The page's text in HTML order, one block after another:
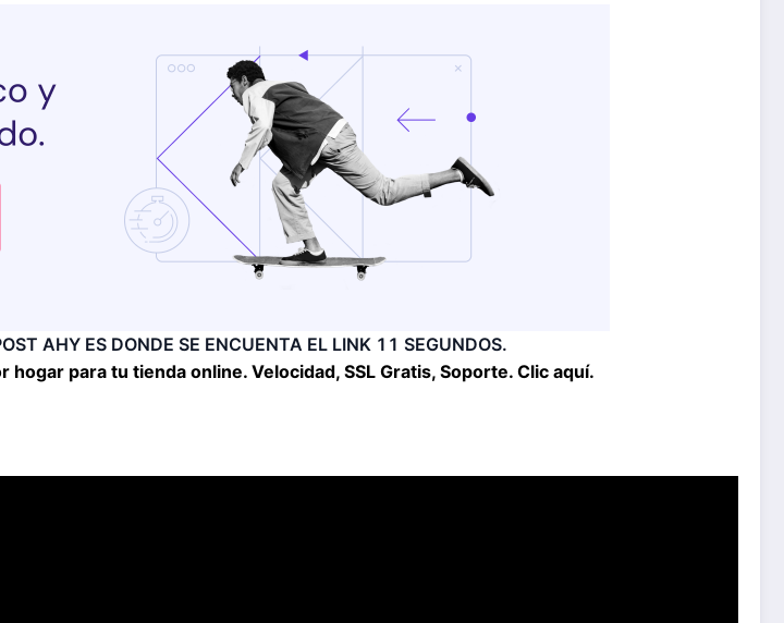
AHY ES DONDE SE ENCUENTA EL LINK 11 SEGUNDOS.